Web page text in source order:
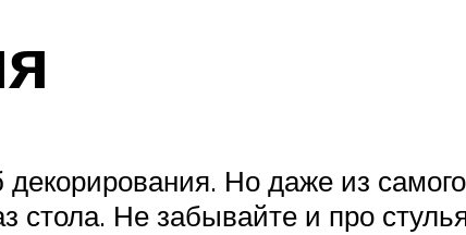
Но даже из
стола. Не забывайте и про